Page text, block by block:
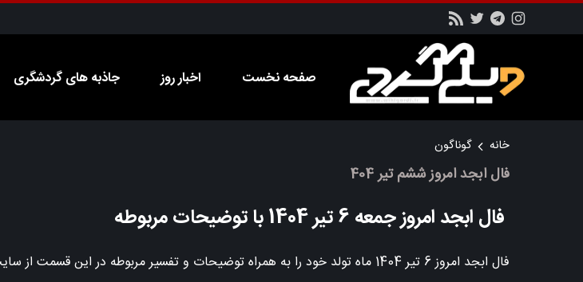
صفحه نخست اخبار روز جاذبه های گردشگری
خانه گوناگون
فال ابجد امروز ششم تیر 404
فال ابجد امروز جمعه 6 تیر 1404 با توضیحات مربوطه
فال ابجد امروز 6 تیر 1404 ماه تولد خود را به همراه توضیحات و تفسیر مربوطه در این قسمت از سایت ویکی گردی مطالعه کنید